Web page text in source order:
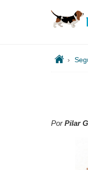
›
PorPilar